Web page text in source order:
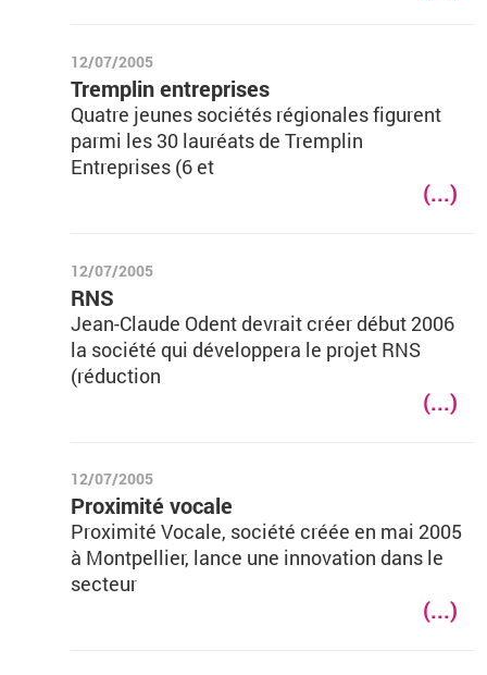
12/07/2005
Tremplin entreprises
Quatre jeunes sociétés régionales figurent
parmi les 30 lauréats de Tremplin
Entreprises (6 et
(...)
12/07/2005
RNS
Jean-Claude Odent devrait créer début 2006
la société qui développera le projet RNS
(réduction
(...)
12/07/2005
Proximité vocale
Proximité Vocale, société créée en mai 2005
à Montpellier, lance une innovation dans le
secteur
(...)